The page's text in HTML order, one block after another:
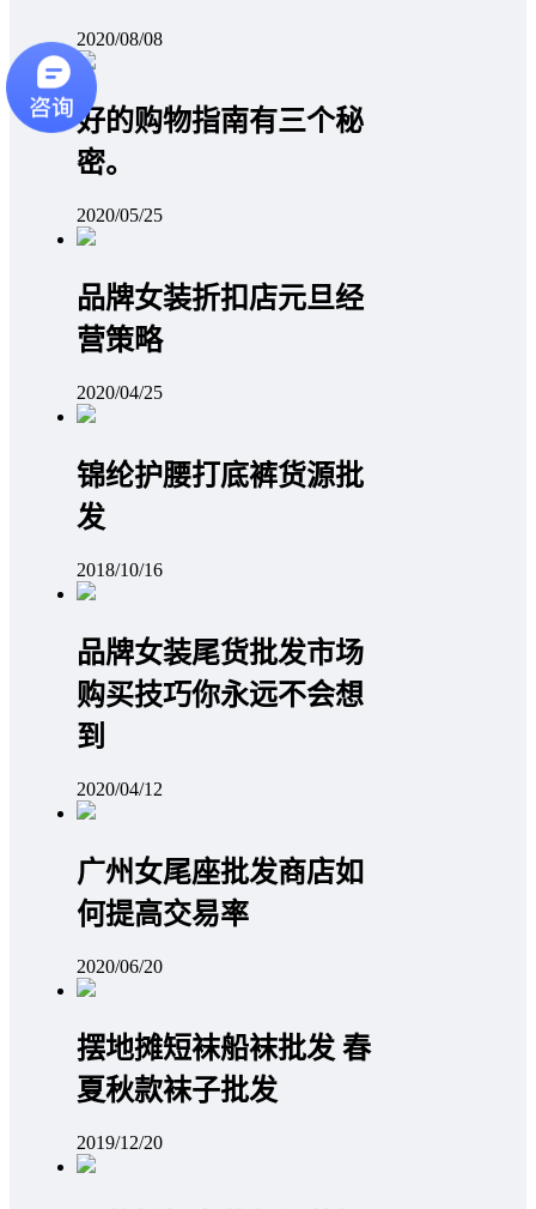
2020/08/08
好的购物指南有三个秘
密。
2020/05/25
品牌女装折扣店元旦经
营策略
2020/04/25
锦纶护腰打底裤货源批
发
2018/10/16
品牌女装尾货批发市场
购买技巧你永远不会想
到
2020/04/12
广州女尾座批发商店如
何提高交易率
2020/06/20
摆地摊短袜船袜批发 春
夏秋款袜子批发
2019/12/20